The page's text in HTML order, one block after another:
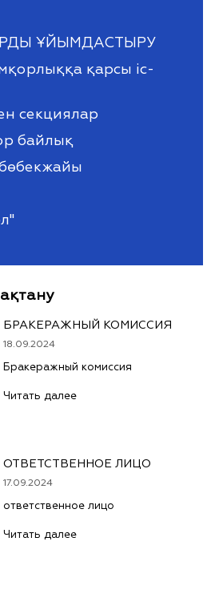
ҰЙЫМДАСТЫРУ
қарсы іс-
секциялар
байлық
БРАКЕРАЖНЫЙ КОМИССИЯ
18.09.2024
Бракеражный комиссия
Читать далее
ОТВЕТСТВЕННОЕ ЛИЦО
17.09.2024
ответственное лицо
Читать далее